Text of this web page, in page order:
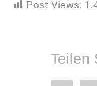
Post Views:
Teilen